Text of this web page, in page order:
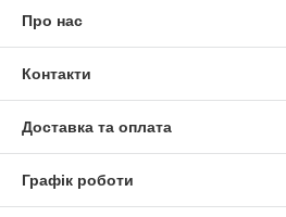
Про нас
Контакти
Доставка та оплата
Графік роботи